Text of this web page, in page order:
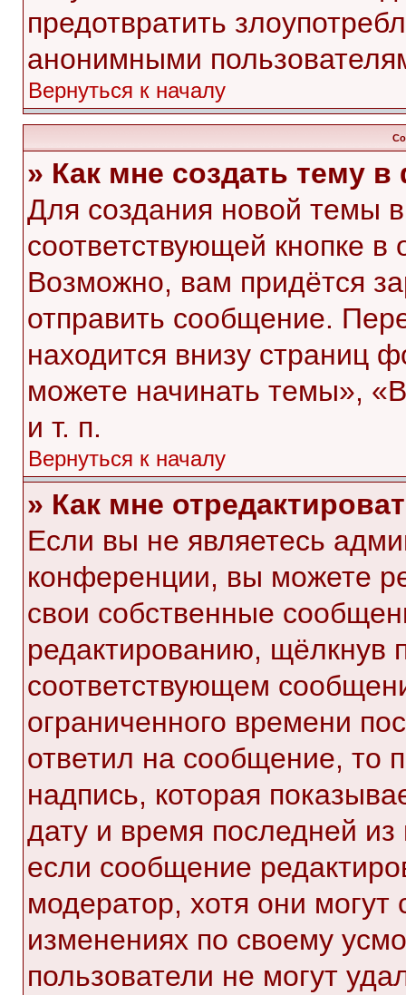
предотвратить
анонимными
Вернуться к началу
» Как мне создать тему
Для создания новой темы
соответствующей кнопке
Возможно, вам придётся
отправить сообщение.
находится внизу
можете начинать темы»,
и т. п.
Вернуться к началу
» Как мне
Если вы не являетесь
конференции, вы можете
свои собственные
редактированию, щёлкнув
соответствующем
ограниченного времени
ответил на сообщение, то
надпись, которая
дату и время последней
если сообщение
модератор, хотя они
изменениях по своему
пользователи не могут